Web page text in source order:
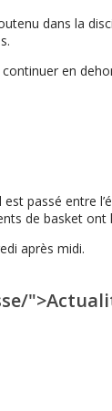
dans la
en
passé entre
de basket
après midi.